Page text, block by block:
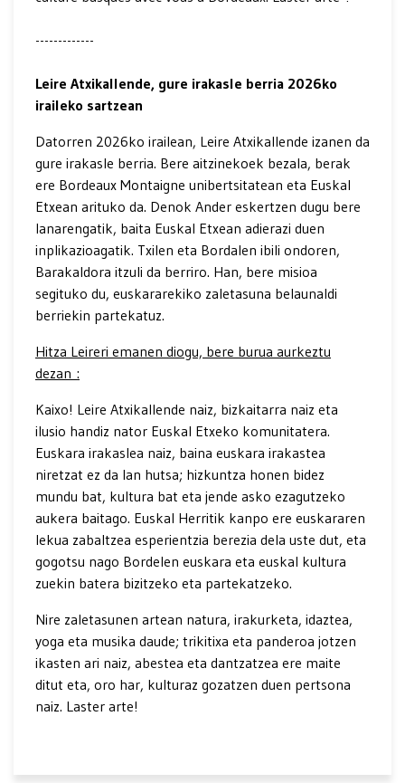
-------------
Leire Atxikallende, gure irakasle berria 2026ko
iraileko sartzean
Datorren 2026ko irailean, Leire Atxikallende izanen da
gure irakasle berria. Bere aitzinekoek bezala, berak
ere Bordeaux Montaigne unibertsitatean eta Euskal
Etxean arituko da. Denok Ander eskertzen dugu bere
lanarengatik, baita Euskal Etxean adierazi duen
inplikazioagatik. Txilen eta Bordalen ibili ondoren,
Barakaldora itzuli da berriro. Han, bere misioa
segituko du, euskararekiko zaletasuna belaunaldi
berriekin partekatuz.
Hitza Leireri emanen diogu, bere burua aurkeztu
dezan :
Kaixo! Leire Atxikallende naiz, bizkaitarra naiz eta
ilusio handiz nator Euskal Etxeko komunitatera.
Euskara irakaslea naiz, baina euskara irakastea
niretzat ez da lan hutsa; hizkuntza honen bidez
mundu bat, kultura bat eta jende asko ezagutzeko
aukera baitago. Euskal Herritik kanpo ere euskararen
lekua zabaltzea esperientzia berezia dela uste dut, eta
gogotsu nago Bordelen euskara eta euskal kultura
zuekin batera bizitzeko eta partekatzeko.
Nire zaletasunen artean natura, irakurketa, idaztea,
yoga eta musika daude; trikitixa eta panderoa jotzen
ikasten ari naiz, abestea eta dantzatzea ere maite
ditut eta, oro har, kulturaz gozatzen duen pertsona
naiz. Laster arte!